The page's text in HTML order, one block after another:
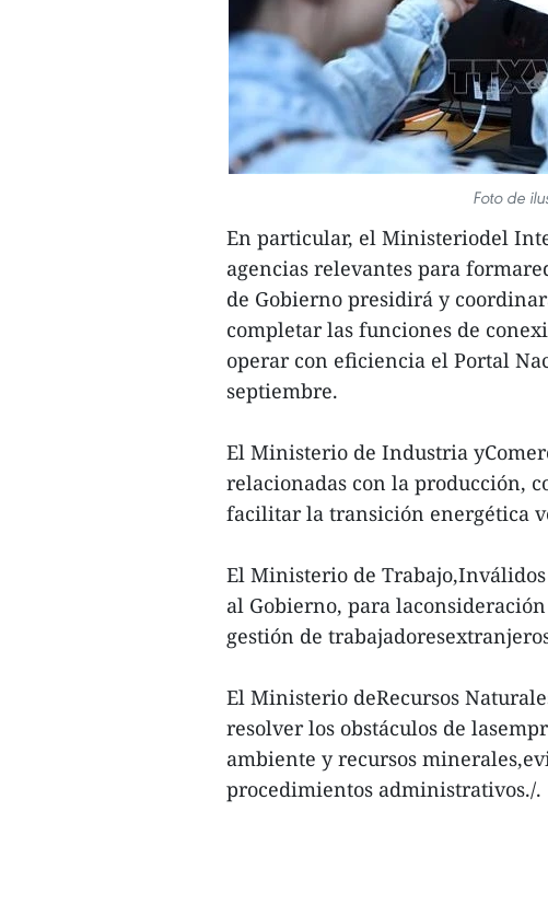
Foto de
En particular, el Ministeriodel
agencias relevantes para
de Gobierno presidirá y
completar las funciones de
operar con eficiencia el Portal
septiembre.
El Ministerio de Industria
relacionadas con la producción,
facilitar la transición energética
El Ministerio de
al Gobierno, para
gestión de
El Ministerio deRecursos
resolver los obstáculos de
ambiente y recursos
procedimientos administrativos./.